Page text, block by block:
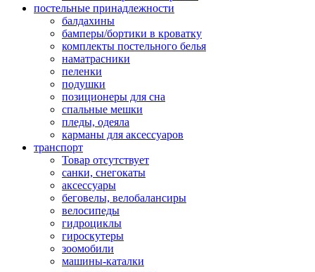
постельные принадлежности
балдахины
бамперы/бортики в кроватку
комплекты постельного белья
наматрасники
пеленки
подушки
позиционеры для сна
спальные мешки
пледы, одеяла
карманы для аксеcсуаров
транспорт
Товар отсутствует
санки, снегокаты
аксессуары
беговелы, велобалансиры
велосипеды
гидроциклы
гироскутеры
зоомобили
машины-каталки